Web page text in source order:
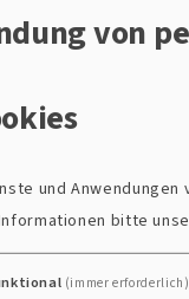
sind wir zu
87
von
und
bitte
(immer erforderlich)